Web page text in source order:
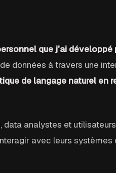
que j'ai
données à travers une
de langage naturel en
data analystes et
avec leurs